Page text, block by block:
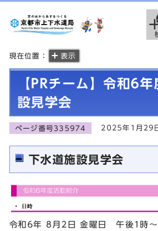
現在位置： 表示
【PRチーム】令和6
設見学会
ページ番号335974 2025年1月29
下水道施設見学会
令和6年 8月2日 金曜日 午後1時